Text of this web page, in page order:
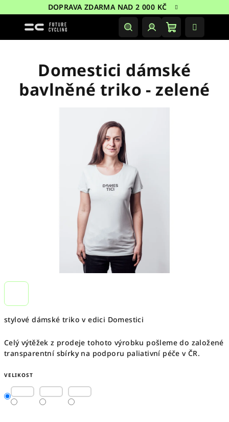
na
DOPRAVA ZDARMA NAD 2 000 KČ
HledatPřihlášeníNákupní
stylové dámské triko v edici Domestici
Celý výtěžek z prodeje tohoto výrobku pošleme do založené
transparentní sbírkyna podporu paliativní péče v ČR.
VELIKOST
Domestici dámské
bavlněné triko - zelené